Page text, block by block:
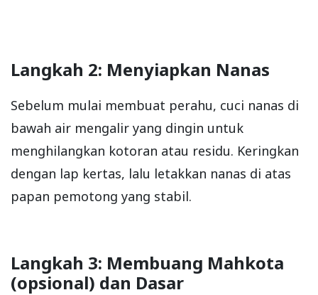
Langkah 2: Menyiapkan Nanas
Sebelum mulai membuat perahu, cuci nanas di
bawah air mengalir yang dingin untuk
menghilangkan kotoran atau residu. Keringkan
dengan lap kertas, lalu letakkan nanas di atas
papan pemotong yang stabil.
Langkah 3: Membuang Mahkota
(opsional) dan Dasar